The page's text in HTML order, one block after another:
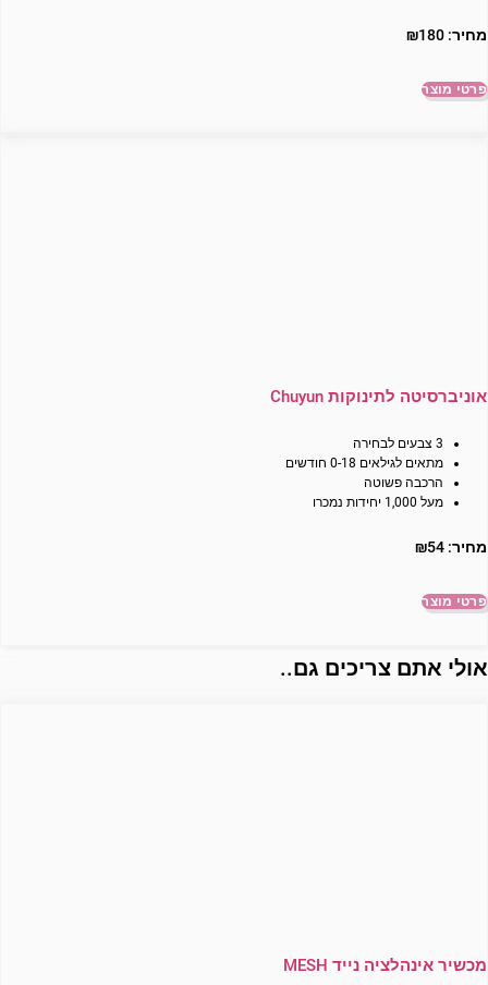
מחיר: ₪180
פרטי מוצר
אוניברסיטה לתינוקות Chuyun
3 צבעים לבחירה
מתאים לגילאים 0-18 חודשים
הרכבה פשוטה
מעל 1,000 יחידות נמכרו
מחיר: ₪54
פרטי מוצר
אולי אתם צריכים גם..
מכשיר אינהלציה נייד MESH